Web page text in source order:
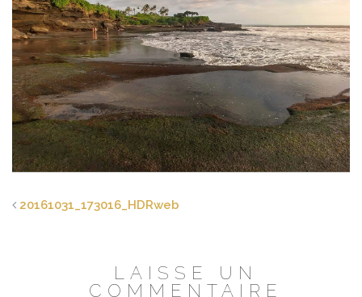
20161031_173016_HDRweb
LAISSE UN
COMMENTAIRE